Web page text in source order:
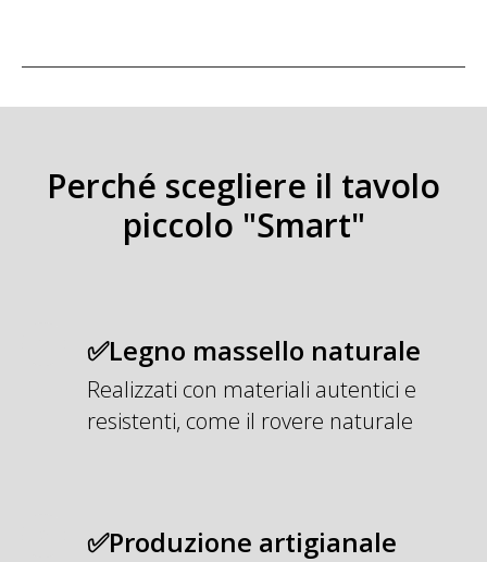
Perché scegliere il tavolo
piccolo "Smart"
✅Legno massello naturale
Realizzati con materiali autentici e
resistenti, come il rovere naturale
✅Produzione artigianale